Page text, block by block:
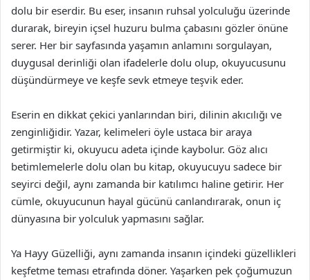
dolu bir eserdir. Bu eser, insanın ruhsal yolculuğu üzerinde
durarak, bireyin içsel huzuru bulma çabasını gözler önüne
serer. Her bir sayfasında yaşamın anlamını sorgulayan,
duygusal derinliği olan ifadelerle dolu olup, okuyucusunu
düşündürmeye ve keşfe sevk etmeye teşvik eder.
Eserin en dikkat çekici yanlarından biri, dilinin akıcılığı ve
zenginliğidir. Yazar, kelimeleri öyle ustaca bir araya
getirmiştir ki, okuyucu adeta içinde kaybolur. Göz alıcı
betimlemelerle dolu olan bu kitap, okuyucuyu sadece bir
seyirci değil, aynı zamanda bir katılımcı haline getirir. Her
cümle, okuyucunun hayal gücünü canlandırarak, onun iç
dünyasına bir yolculuk yapmasını sağlar.
Ya Hayy Güzelliği, aynı zamanda insanın içindeki güzellikleri
keşfetme teması etrafında döner. Yaşarken pek çoğumuzun